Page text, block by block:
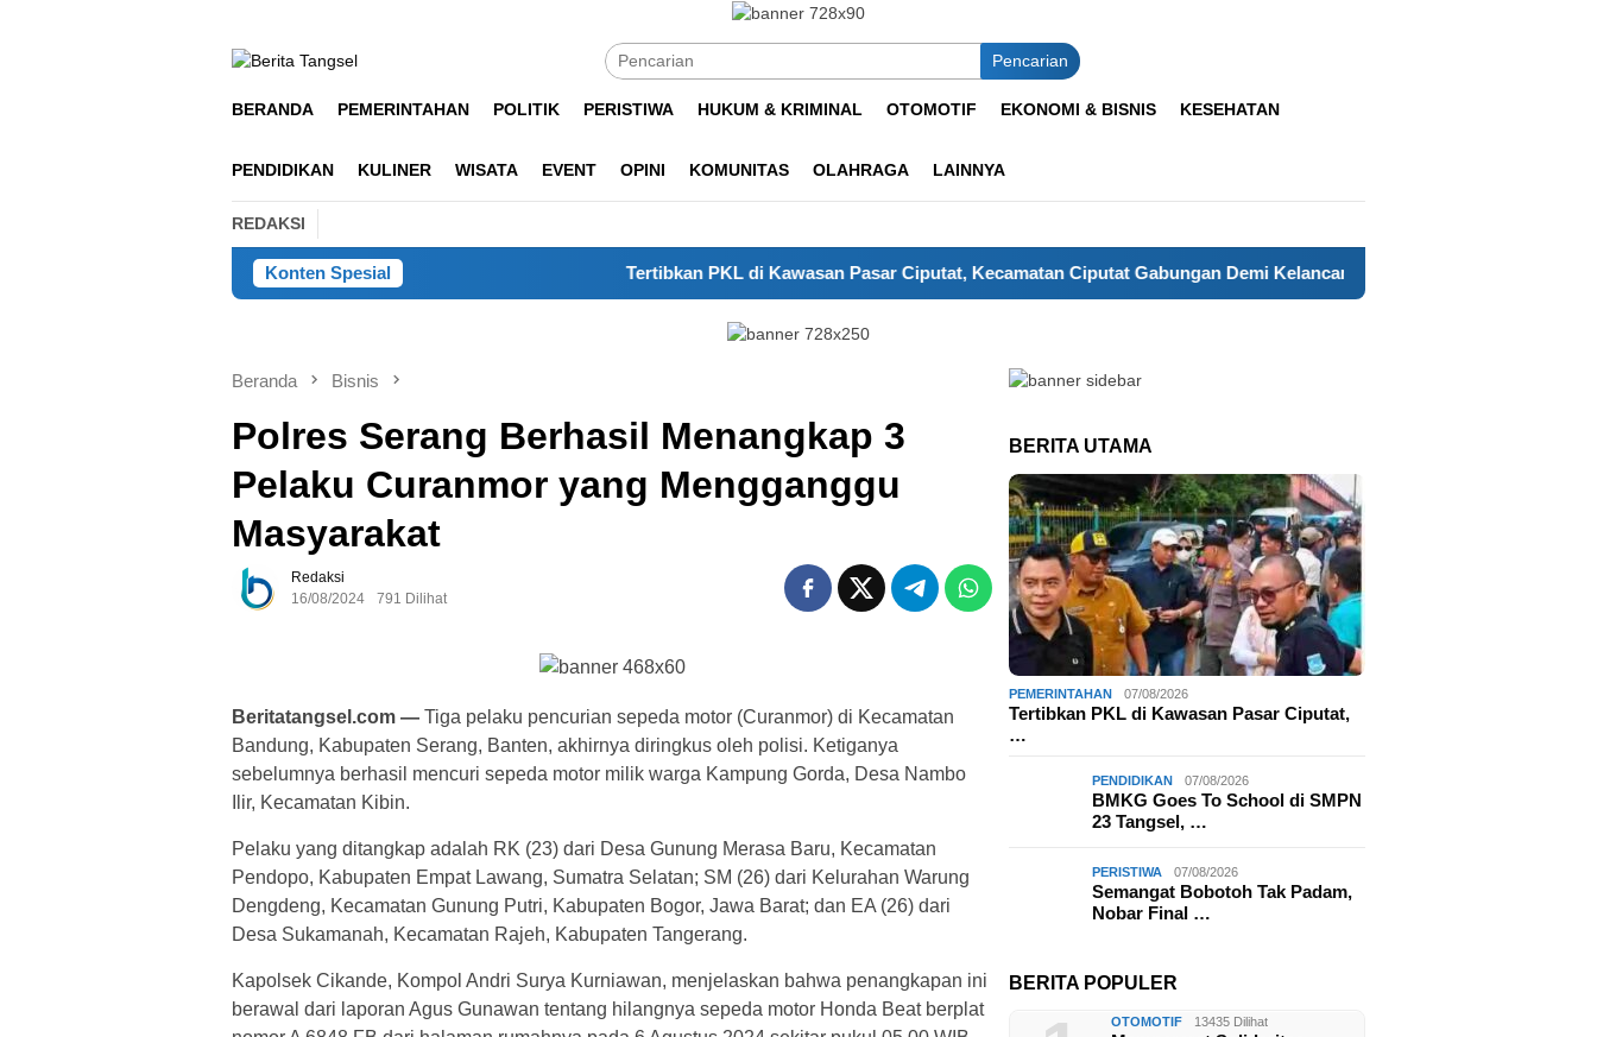
Pencarian
BERANDA PEMERINTAHAN POLITIK PERISTIWA HUKUM & KRIMINAL OTOMOTIF EKONOMI & BISNIS KESEHATAN
PENDIDIKAN KULINER WISATA EVENT OPINI KOMUNITAS OLAHRAGA LAINNYA
REDAKSI
Konten Spesial Tertibkan PKL di Kawasan Pasar Ciputat, Kecamatan Ciputat Gabungan Demi Kelancaran Lalu Lintas
Beranda Bisnis
Polres Serang Berhasil Menangkap 3
Pelaku Curanmor yang Mengganggu
Masyarakat
Redaksi
16/08/2024
791 Dilihat
Beritatangsel.com — Tiga pelaku pencurian sepeda motor (Curanmor) di Kecamatan
Bandung, Kabupaten Serang, Banten, akhirnya diringkus oleh polisi. Ketiganya
sebelumnya berhasil mencuri sepeda motor milik warga Kampung Gorda, Desa Nambo
Ilir, Kecamatan Kibin.
Pelaku yang ditangkap adalah RK (23) dari Desa Gunung Merasa Baru, Kecamatan
Pendopo, Kabupaten Empat Lawang, Sumatra Selatan; SM (26) dari Kelurahan Warung
Dengdeng, Kecamatan Gunung Putri, Kabupaten Bogor, Jawa Barat; dan EA (26) dari
Desa Sukamanah, Kecamatan Rajeh, Kabupaten Tangerang.
Kapolsek Cikande, Kompol Andri Surya Kurniawan, menjelaskan bahwa penangkapan ini
berawal dari laporan Agus Gunawan tentang hilangnya sepeda motor Honda Beat berplat
BERITA UTAMA
PEMERINTAHAN 07/08/2026
Tertibkan PKL di Kawasan Pasar Ciputat,
…
PENDIDIKAN 07/08/2026
BMKG Goes To School di SMPN
23 Tangsel, …
PERISTIWA 07/08/2026
Semangat Bobotoh Tak Padam,
Nobar Final …
BERITA POPULER
OTOMOTIF 13435 Dilihat